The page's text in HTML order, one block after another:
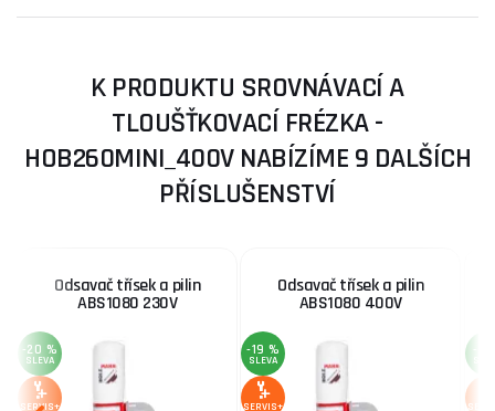
K PRODUKTU SROVNÁVACÍ A
TLOUŠŤKOVACÍ FRÉZKA -
HOB260MINI_400V NABÍZÍME 9 DALŠÍCH
PŘÍSLUŠENSTVÍ
Odsavač třísek a pilin
ABS1080 230V
-20 %
SLEVA
SERVIS+
Odsavač třísek a pilin
ABS1080 400V
-19 %
SLEVA
SERVIS+